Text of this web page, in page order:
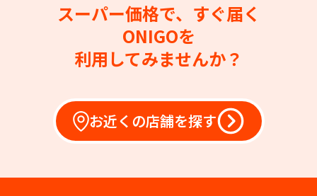
スーパー価格で、すぐ届く
ONIGOを
利用してみませんか？
お近くの店舗を探す